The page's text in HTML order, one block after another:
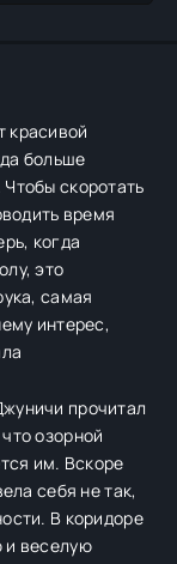
красивой
больше
скоротать
время
когда
это
самая
интерес,
прочитал
озорной
им. Вскоре
себя не так,
В коридоре
и веселую